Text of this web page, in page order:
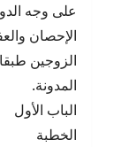
على وجه
الإحصان
الزوجين
المدونة.
الباب الأول
الخطبة